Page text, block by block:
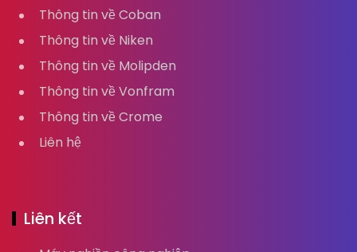
Thông tin về Coban
Thông tin về Niken
Thông tin về Molipden
Thông tin về Vonfram
Thông tin về Crome
Liên hệ
Liên kết